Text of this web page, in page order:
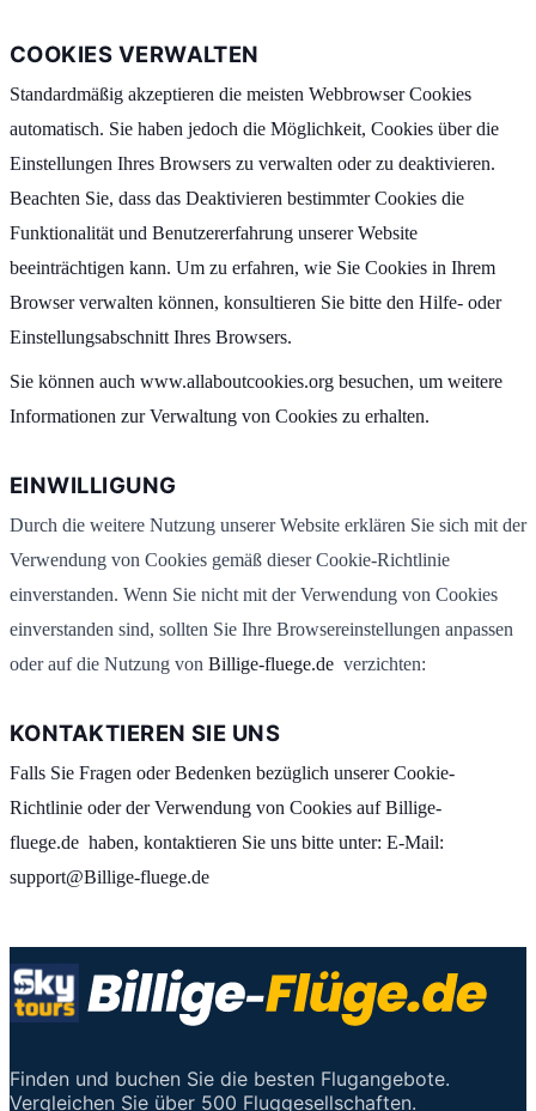
COOKIES VERWALTEN
Standardmäßig akzeptieren die meisten Webbrowser Cookies
automatisch. Sie haben jedoch die Möglichkeit, Cookies über die
Einstellungen Ihres Browsers zu verwalten oder zu deaktivieren.
Beachten Sie, dass das Deaktivieren bestimmter Cookies die
Funktionalität und Benutzererfahrung unserer Website
beeinträchtigen kann. Um zu erfahren, wie Sie Cookies in Ihrem
Browser verwalten können, konsultieren Sie bitte den Hilfe- oder
Einstellungsabschnitt Ihres Browsers.
Sie können auch www.allaboutcookies.org besuchen, um weitere
Informationen zur Verwaltung von Cookies zu erhalten.
EINWILLIGUNG
Durch die weitere Nutzung unserer Website erklären Sie sich mit der
Verwendung von Cookies gemäß dieser Cookie-Richtlinie
einverstanden. Wenn Sie nicht mit der Verwendung von Cookies
einverstanden sind, sollten Sie Ihre Browsereinstellungen anpassen
oder auf die Nutzung von Billige-fluege.de verzichten:
KONTAKTIEREN SIE UNS
Falls Sie Fragen oder Bedenken bezüglich unserer Cookie-
Richtlinie oder der Verwendung von Cookies auf Billige-
fluege.de haben, kontaktieren Sie uns bitte unter: E-Mail:
support@Billige-fluege.de
Finden und buchen Sie die besten Flugangebote.
Vergleichen Sie über 500 Fluggesellschaften.